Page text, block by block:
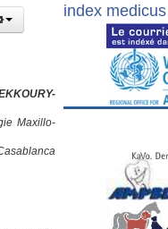
Maxillo-
index medicus